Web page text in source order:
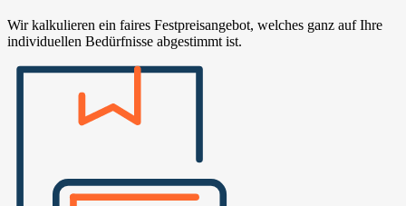
Wir kalkulieren ein faires Festpreisangebot, welches ganz auf Ihre
individuellen Bedürfnisse abgestimmt ist.